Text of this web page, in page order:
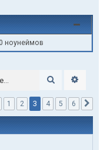
ноунеймов
Поиск
Пред.
1 2 3 4 5 6